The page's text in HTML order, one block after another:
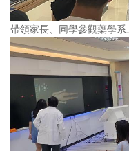
帶領家長、同學參觀藥學